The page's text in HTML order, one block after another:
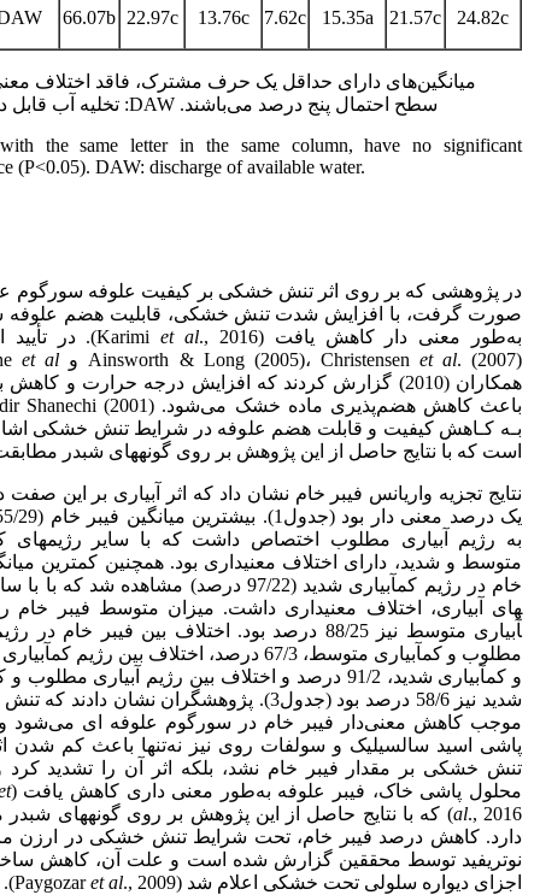
24.82c
21.57c
15.35a
7.62c
13.76c
22.97c
66.07b
میانگین‌های دارای حداقل یک حرف مشترک، فاقد اختلاف
سطح احتمال پنج درصد می‌باشند. DAW: تخلیه آب قابل دسترس.
the same letter in the same column, have no significant
(P<0.05). DAW: discharge of available water.
در پژوهشی که بر روی اثر تنش خشکی بر کیفیت علوفه سورگوم
صورت گرفت، با افزایش شدت تنش خشکی، قابلیت هضم علوفه
به‌طور معنی دار کاهش یافت (Karimi
et al
., 2016). در
Ainsworth & Long (2005)، Christensen et al. (2007) و Craine
et al
همکاران (2010) گزارش کردند که افزایش درجه حرارت و کاهش
بـه کـاهش کیفیت و قابلت هضم علوفه در شرایط تنش خشکی
است که با نتایج حاصل از این پژوهش بر روی گونه­های شبدر
نتایج تجزیه واریانس فیبر خام نشان داد که اثر آبیاری بر این
به رژیم آبیاری مطلوب اختصاص داشت که با سایر رژیم­های
متوسط و شدید، دارای اختلاف معنی­داری بود. همچنین کمترین
آبیاری متوسط نیز 88/25 درصد بود. اختلاف بین فیبر خام در
مطلوب و کم­آبیاری متوسط، 67/3 درصد، اختلاف بین رژیم
و کم­آبیاری شدید، 91/2 درصد و اختلاف بین رژیم آبیاری
شدید نیز 58/6 درصد بود (جدول3). پژوهشگران نشان
موجب کاهش معنی‌دار فیبر خام در سورگوم علوفه ای می‌شود
پاشی اسید سالسیلیک و سولفات روی نیز نه‌تنها باعث کم شدن
تنش خشکی بر مقدار فیبر خام نشد، بلکه اثر آن را تشدید کرد
محلول پاشی خاک، فیبر علوفه به‌طور معنی داری کاهش یافت (Karimi
al., 2016) که با نتایج حاصل از این پژوهش بر روی گونه­های
دارد. کاهش درصد فیبر خام، تحت شرایط تنش خشکی در ارزن
نوتریفید توسط محققین گزارش شده است و علت آن، کاهش
اجزای دیواره سلولی تحت خشکی اعلام شد (Paygozar
et al., 2009).